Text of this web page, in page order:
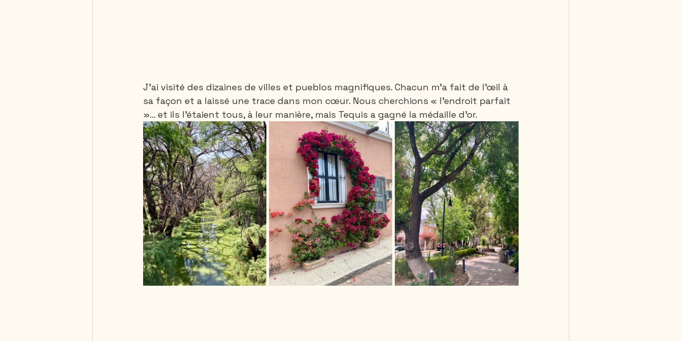
J’ai visité des dizaines de villes et pueblos magnifiques. Chacun m’a fait de l’œil à
sa façon et a laissé une trace dans mon cœur. Nous cherchions « l’endroit parfait
»… et ils l’étaient tous, à leur manière, mais Tequis a gagné la médaille d’or.